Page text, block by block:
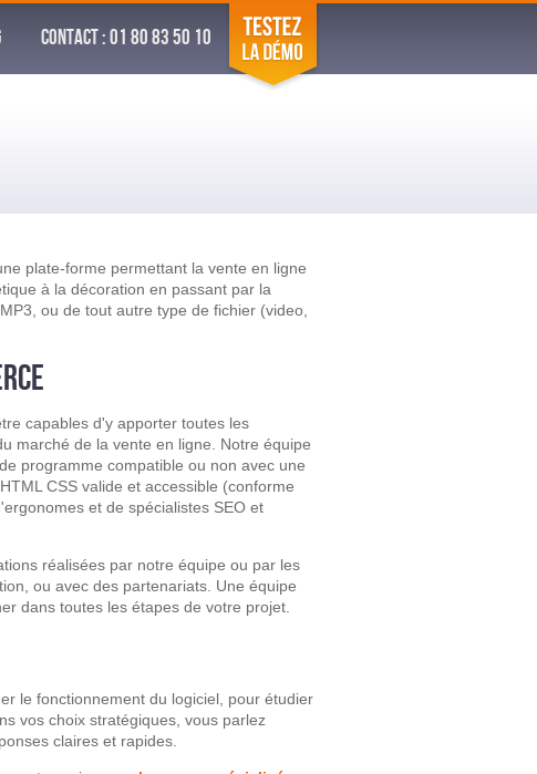
CONTACT : 01 80 83 50 10
plate-forme permettant la vente en ligne
à la décoration en passant par la
ou de tout autre type de fichier (video,
capables d'y apporter toutes les
marché de la vente en ligne. Notre équipe
programme compatible ou non avec une
CSS valide et accessible (conforme
et de spécialistes SEO et
réalisées par notre équipe ou par les
ou avec des partenariats. Une équipe
dans toutes les étapes de votre projet.
le fonctionnement du logiciel, pour étudier
vos choix stratégiques, vous parlez
claires et rapides.